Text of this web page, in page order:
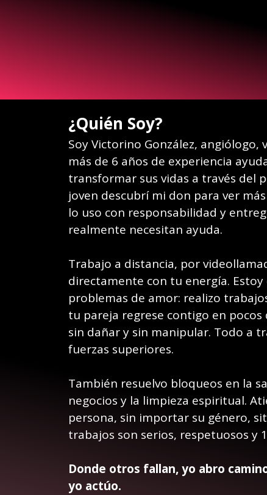
¿Quién Soy?
Soy Victorino González,
más de 6 años de experiencia
transformar sus vidas a través del
joven descubrí mi don para ver
lo uso con responsabilidad y
realmente necesitan ayuda.
Trabajo a distancia, por
directamente con tu energía. Estoy
problemas de amor: realizo
tu pareja regrese contigo en pocos
sin dañar y sin manipular. Todo a
fuerzas superiores.
También resuelvo bloqueos en la
negocios y la limpieza espiritual.
persona, sin importar su género,
trabajos son serios, respetuosos y
Donde otros fallan, yo abro
yo actúo.